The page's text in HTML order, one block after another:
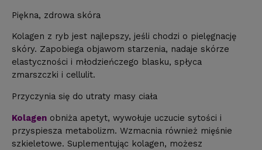
Piękna, zdrowa skóra
Kolagen z ryb jest najlepszy, jeśli chodzi o pielęgnację
skóry. Zapobiega objawom starzenia, nadaje skórze
elastyczności i młodzieńczego blasku, spłyca
zmarszczki i cellulit.
Przyczynia się do utraty masy ciała
Kolagen obniża apetyt, wywołuje uczucie sytości i
przyspiesza metabolizm. Wzmacnia również mięśnie
szkieletowe. Suplementując kolagen, możesz